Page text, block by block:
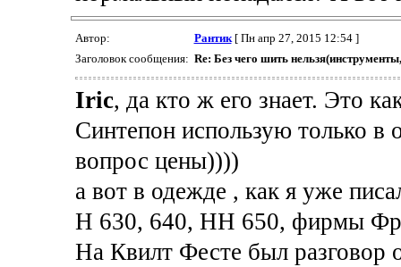
Автор: Рантик[ Пн апр 27, 2015 12:54 ]
Заголовок сообщения: Re: Без чего шить
Iric, да кто ж его знает. Это
Синтепон использую только в
вопрос цены))))
а вот в одежде , как я уже
Н 630, 640, НН 650, фирмы
На Квилт Фесте был разговор